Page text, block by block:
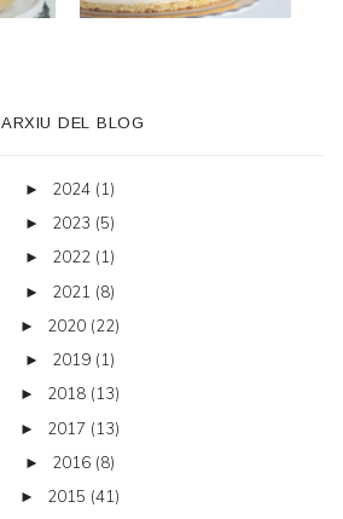
ARXIU DEL BLOG
► 2024 (1)
► 2023 (5)
► 2022 (1)
► 2021 (8)
► 2020 (22)
► 2019 (1)
► 2018 (13)
► 2017 (13)
► 2016 (8)
► 2015 (41)